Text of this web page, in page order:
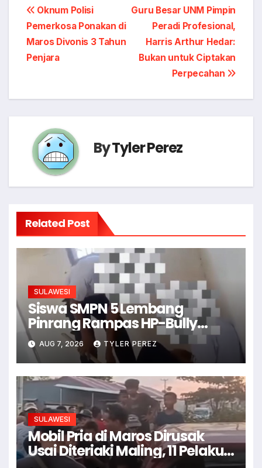
Post
navigation
Guru Besar UNM Pimpin
Peradi Profesional,
Harris Arthur Hedar:
Bukan untuk Ciptakan
Perpecahan
Oknum Polisi
Pemerkosa Ponakan di
Maros Divonis 3 Tahun
Penjara
ByTyler Perez
Related Post
SULAWESI
Siswa SMPN 5 Lembang
Pinrang Rampas HP-Bully
Junior
AUG 7, 2026 TYLER PEREZ
SULAWESI
Mobil Pria di Maros Dirusak
Usai Diteriaki Maling, 11 Pelaku